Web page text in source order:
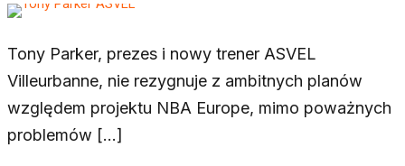
Tony Parker, prezes i nowy trener ASVEL
Villeurbanne, nie rezygnuje z ambitnych planów
względem projektu NBA Europe, mimo poważnych
problemów […]